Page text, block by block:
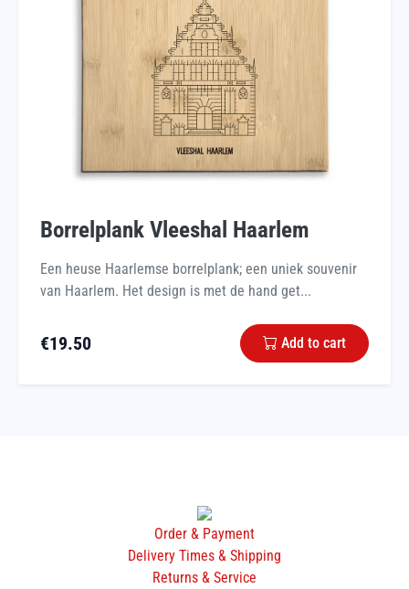
Borrelplank Vleeshal Haarlem
Een heuse Haarlemse borrelplank; een uniek souvenir
van Haarlem. Het design is met de hand get...
€19.50 Add to cart
Order & Payment
Delivery Times & Shipping
Returns & Service